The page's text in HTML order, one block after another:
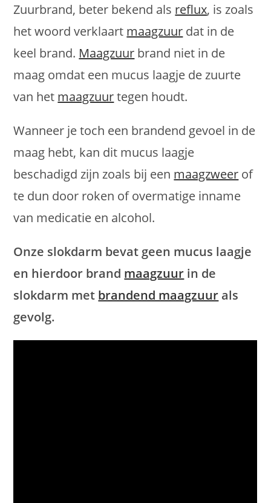
Zuurbrand, beter bekend als reflux, is zoals
het woord verklaart maagzuur dat in de
keel brand. Maagzuur brand niet in de
maag omdat een mucus laagje de zuurte
van het maagzuurtegen houdt.
Wanneer je toch een brandend gevoel in de
maag hebt, kan dit mucus laagje
beschadigd zijn zoals bij een maagzweer of
te dun door roken of overmatige inname
van medicatie en alcohol.
Onze slokdarm bevat geen mucus laagje
en hierdoor brand maagzuur in de
slokdarm met brandend maagzuur als
gevolg.